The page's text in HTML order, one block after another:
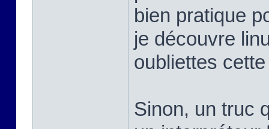
bien pratique
je découvre
oubliettes
Sinon, un truc